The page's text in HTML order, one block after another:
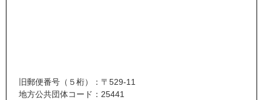
旧郵便番号（５桁）：〒529-11
地方公共団体コード：25441